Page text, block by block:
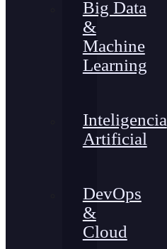
Big Data
&
Machine
Learning
Inteligencia
Artificial
DevOps
&
Cloud